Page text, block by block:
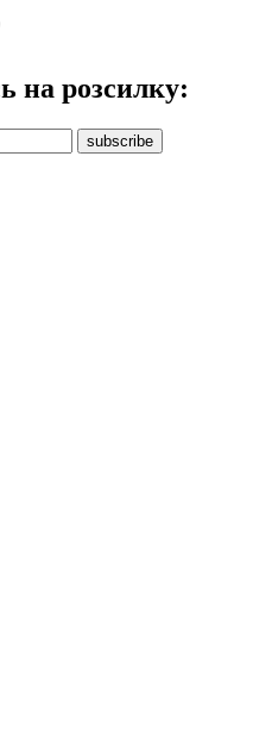
на розсилку:
subscribe